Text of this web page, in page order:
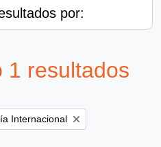
por:
1 resultados
filter:
Internacional